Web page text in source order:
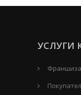
УСЛУГИ
Франшиза